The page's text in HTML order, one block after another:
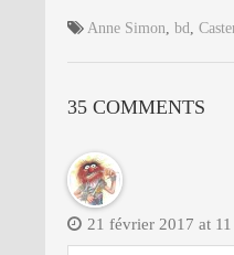
Anne Simon, bd,
35 COMMENTS
21 février 2017 at